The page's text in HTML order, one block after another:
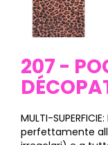
207 -
MULTI-
perfettamente